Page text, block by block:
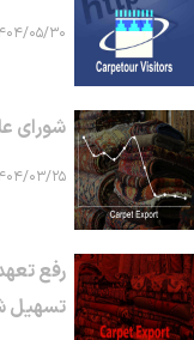
۱۴۰۴/۰۵/
شورای
۱۴۰۴/۰۳/
رفع
تسهیل